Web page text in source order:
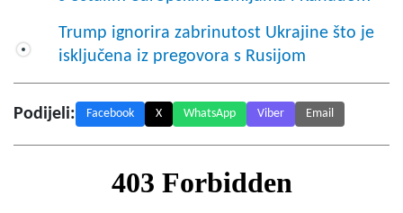
Trump ignorira zabrinutost Ukrajine što je
isključena iz pregovora s Rusijom
Podijeli: Facebook X WhatsApp Viber Email